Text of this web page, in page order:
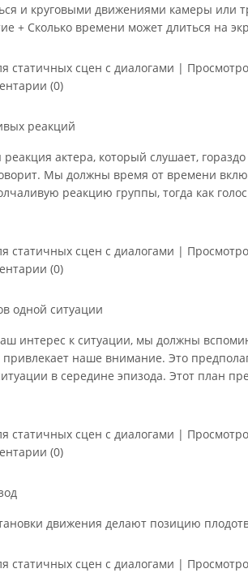
и круговыми движениями камеры или
+ Сколько времени может длиться на
статичных сцен с диалогами |
(0)
реакций
актера, который слушает,
Мы должны время от времени
реакцию группы, тогда как
статичных сцен с диалогами |
(0)
одной ситуации
интерес к ситуации, мы должны
привлекает наше внимание. Это
в середине эпизода. Этот план
статичных сцен с диалогами |
(0)
движения делают позицию
статичных сцен с диалогами |